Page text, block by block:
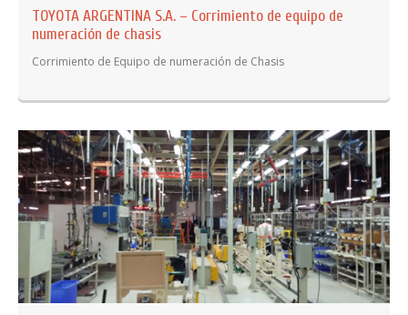
TOYOTA ARGENTINA S.A. – Corrimiento de equipo de
numeración de chasis
Corrimiento de Equipo de numeración de Chasis